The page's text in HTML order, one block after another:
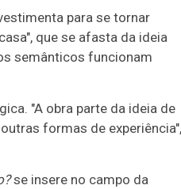
para se tornar
que se afasta da ideia
semânticos funcionam
"A obra parte da ideia de
formas de experiência",
se insere no campo da